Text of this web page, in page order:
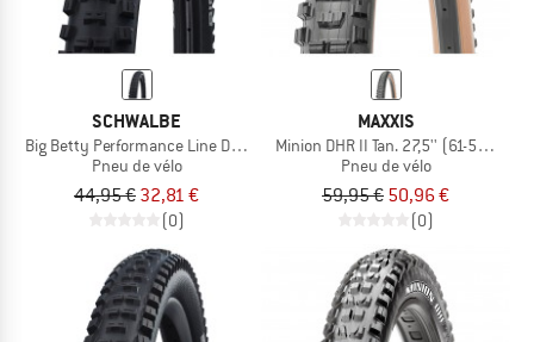
SCHWALBE
Big Betty Performance Line DD TLE 27,5'' (62-584)
Pneu de vélo
44,95 € 32,81 €
(0)
MAXXIS
Minion DHR II Tan. 27,5'' (61-584) WT
Pneu de vélo
59,95 € 50,96 €
(0)